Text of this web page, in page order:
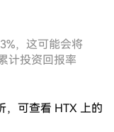
，这可能会将
计投资回报率
，可查看 HTX 上的